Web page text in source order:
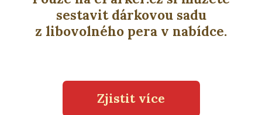
sestavit dárkovou sadu
z libovolného pera v nabídce.
Zjistit více